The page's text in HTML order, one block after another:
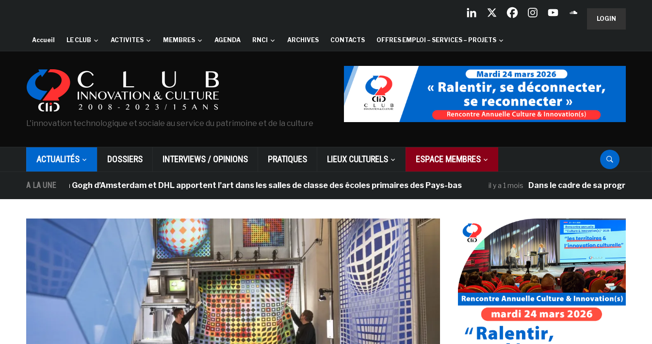
LOGIN
Accueil LE CLUB ACTIVITES MEMBRES AGENDA RNCI ARCHIVES CONTACTS OFFRES EMPLOI – SERVICES – PROJETS
L'innovation technologique et sociale au service du patrimoine et de la culture
ACTUALITÉS DOSSIERS INTERVIEWS / OPINIONS PRATIQUES LIEUX CULTURELS ESPACE MEMBRES
A LA UNE
Van Gogh d’Amsterdam et DHL apportent l’art dans les salles de classe des écoles primaires des Pays-bas il y a 1 mois Dans le cadre de sa programmation